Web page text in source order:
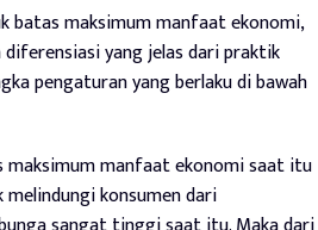
batas maksimum manfaat ekonomi,
yang jelas dari praktik
pengaturan yang berlaku di bawah
maksimum manfaat ekonomi saat itu
konsumen dari